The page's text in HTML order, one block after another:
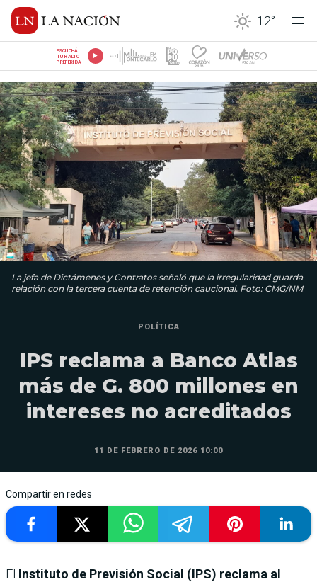
12°
ESCUCHÁ
TU RADIO
PREFERIDA
La jefa de Dictámenes y Contratos señaló que la irregularidad guarda
relación con la tercera cuenta de retención caucional. Foto: CMG/NM
POLÍTICA
IPS reclama a Banco Atlas
más de G. 800 millones en
intereses no acreditados
11 DE FEBRERO DE 2026 10:00
Compartir en redes
El Instituto de Previsión Social (IPS) reclama al